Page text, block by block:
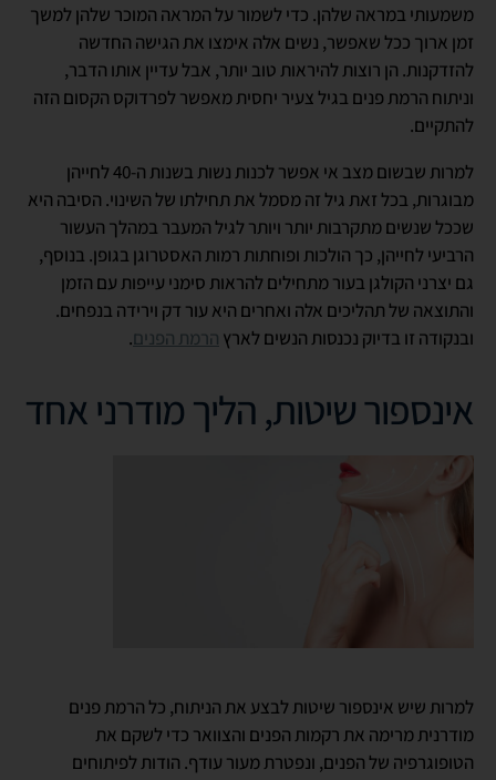
משמעותי במראה שלהן. כדי לשמור על המראה המוכר שלהן למשך
זמן ארוך ככל שאפשר, נשים אלה אימצו את הגישה החדשה
להזדקנות. הן רוצות להיראות טוב יותר, אבל עדיין אותו הדבר,
וניתוח הרמת פנים בגיל צעיר יחסית מאפשר לפרדוקס הקסום הזה
להתקיים.
למרות שבשום מצב אי אפשר לכנות נשות בשנות ה-40 לחייהן
מבוגרות, בכל זאת גיל זה מסמל את תחילתו של השינוי. הסיבה היא
שככל שנשים מתקרבות יותר ויותר לגיל המעבר במהלך העשור
הרביעי לחייהן, כך הולכות ופוחתות רמות האסטרוגן בגופן. בנוסף,
גם יצרני הקולגן בעור מתחילים להראות סימני עייפות עם הזמן
והתוצאה של תהליכים אלה ואחרים היא עור דק וירידה בנפחים.
ובנקודה זו בדיוק נכנסות הנשים לארץ הרמת הפנים.
אינספור שיטות, הליך מודרני אחד
למרות שיש אינספור שיטות לבצע את הניתוח, כל הרמת פנים
מודרנית מרימה את רקמות הפנים והצוואר כדי לשקם את
הטופוגרפיה של הפנים, ונפטרת מעור עודף. הודות לפיתוחים